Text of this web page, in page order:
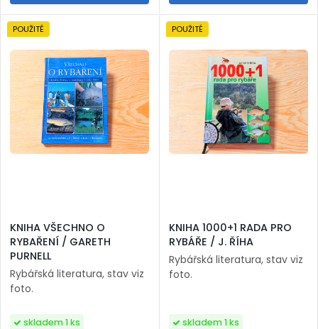
KNIHA VŠECHNO O
RYBAŘENÍ / GARETH
PURNELL
Rybářská literatura, stav viz
foto.
skladem 1 ks
POUŽITÉ
KNIHA 1000+1 RADA PRO
RYBÁŘE / J. ŘÍHA
Rybářská literatura, stav viz
foto.
skladem 1 ks
POUŽITÉ